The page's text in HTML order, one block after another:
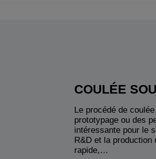
COULÉE
Le procédé de
prototypage ou des
intéressante pour le
R&D et la production
rapide,…